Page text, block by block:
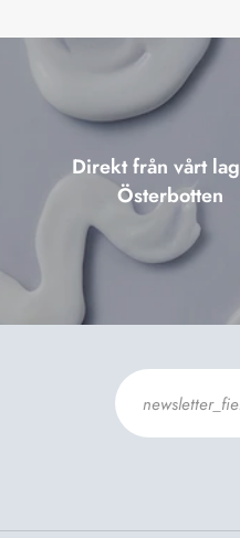
Direkt från vårt
Österbotten